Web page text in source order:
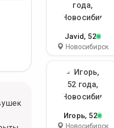
Javid, 52
Новосибирск
Игорь, 52
Новосибирск